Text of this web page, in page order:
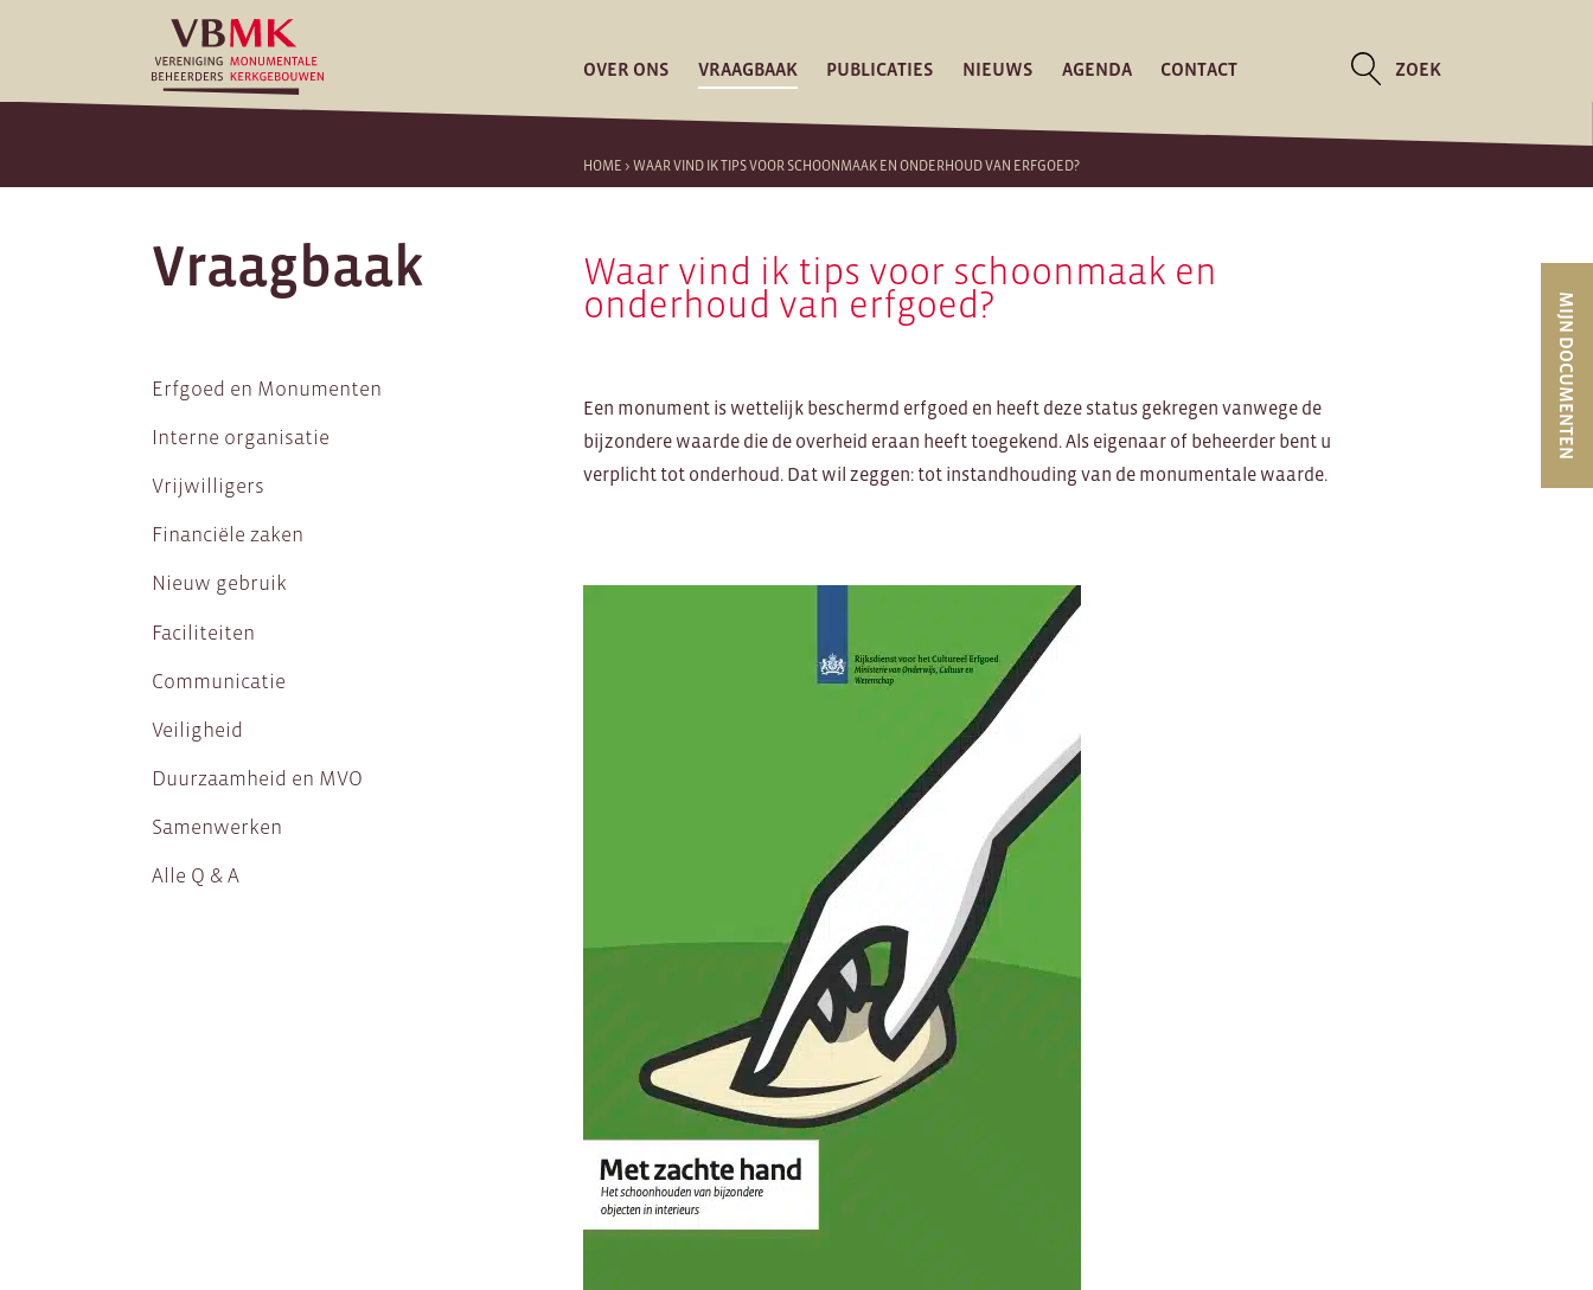
OVER ONS VRAAGBAAK PUBLICATIES NIEUWS AGENDA CONTACT ZOEK
HOME >WAAR VIND IK TIPS VOOR SCHOONMAAK EN ONDERHOUD VAN ERFGOED?
Vraagbaak
Erfgoed en Monumenten
Interne organisatie
Vrijwilligers
Financiële zaken
Nieuw gebruik
Faciliteiten
Communicatie
Veiligheid
Duurzaamheid en MVO
Samenwerken
Alle Q & A
MIJN DOCUMENTEN
Waar vind ik tips voor schoonmaak en
onderhoud van erfgoed?
Een monument is wettelijk beschermd erfgoed en heeft deze status gekregen vanwege de
bijzondere waarde die de overheid eraan heeft toegekend. Als eigenaar of beheerder bent u
verplicht tot onderhoud. Dat wil zeggen: tot instandhouding van de monumentale waarde.